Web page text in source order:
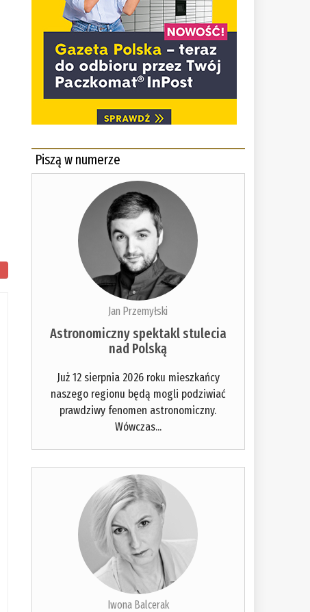
Piszą w numerze
Jan Przemyłski
Astronomiczny spektakl stulecia
nad Polską
Już 12 sierpnia 2026 roku mieszkańcy
naszego regionu będą mogli podziwiać
prawdziwy fenomen astronomiczny.
Wówczas...
Iwona Balcerak